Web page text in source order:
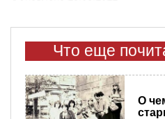
Что еще
О